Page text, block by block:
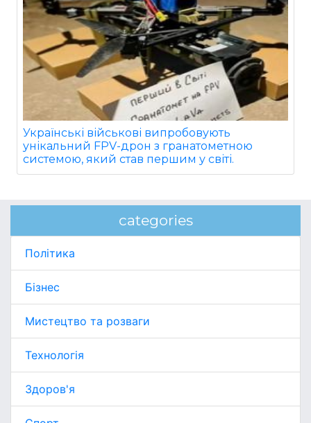
Українські військові випробовують
унікальний FPV-дрон з гранатометною
системою, який став першим у світі.
categories
Політика
Бізнес
Мистецтво та розваги
Технологія
Здоров'я